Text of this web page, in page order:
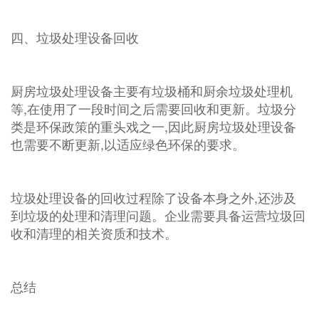
四、垃圾处理设备回收
厨房垃圾处理设备主要有垃圾桶和厨余垃圾处理机
等,在使用了一段时间之后需要回收和更新。垃圾分
类是环保政策的重头戏之一,因此厨房垃圾处理设备
也需要不断更新,以适应绿色环保的要求。
垃圾处理设备的回收过程除了设备本身之外,还涉及
到垃圾的处理和清理问题。企业需要具备运营垃圾回
收和清理的相关资质和技术。
总结